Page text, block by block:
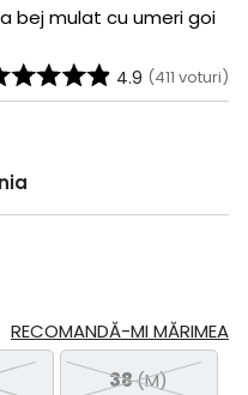
bej mulat cu umeri goi
4.9 (411 voturi)
RECOMANDĂ-MI MĂRIMEA
38(M)